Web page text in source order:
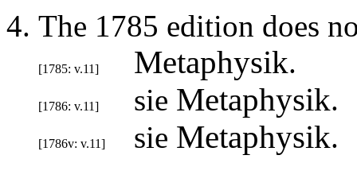
The 1785 edition does
[1785: v.11] Metaphysik.
[1786: v.11] sie Metaphysik.
[1786v: v.11] sie Metaphysik.